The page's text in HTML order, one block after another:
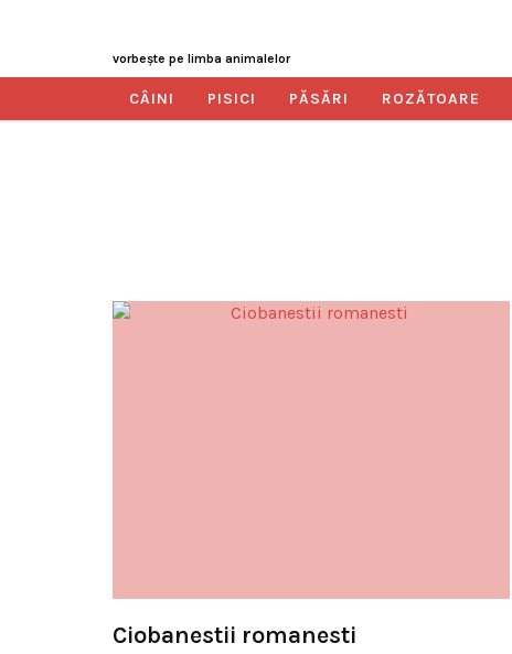
vorbeşte pe limba animalelor
CÂINI PISICI PĂSĂRI ROZĂTOARE
Ciobanestii romanesti